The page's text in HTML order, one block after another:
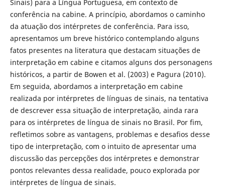
Sinais) para a Língua Portuguesa, em contexto de
conferência na cabine. A princípio, abordamos o caminho
da atuação dos intérpretes de conferência. Para isso,
apresentamos um breve histórico contemplando alguns
fatos presentes na literatura que destacam situações de
interpretação em cabine e citamos alguns dos personagens
históricos, a partir de Bowen et al. (2003) e Pagura (2010).
Em seguida, abordamos a interpretação em cabine
realizada por intérpretes de línguas de sinais, na tentativa
de descrever essa situação de interpretação, ainda rara
para os intérpretes de língua de sinais no Brasil. Por fim,
refletimos sobre as vantagens, problemas e desafios desse
tipo de interpretação, com o intuito de apresentar uma
discussão das percepções dos intérpretes e demonstrar
pontos relevantes dessa realidade, pouco explorada por
intérpretes de língua de sinais.